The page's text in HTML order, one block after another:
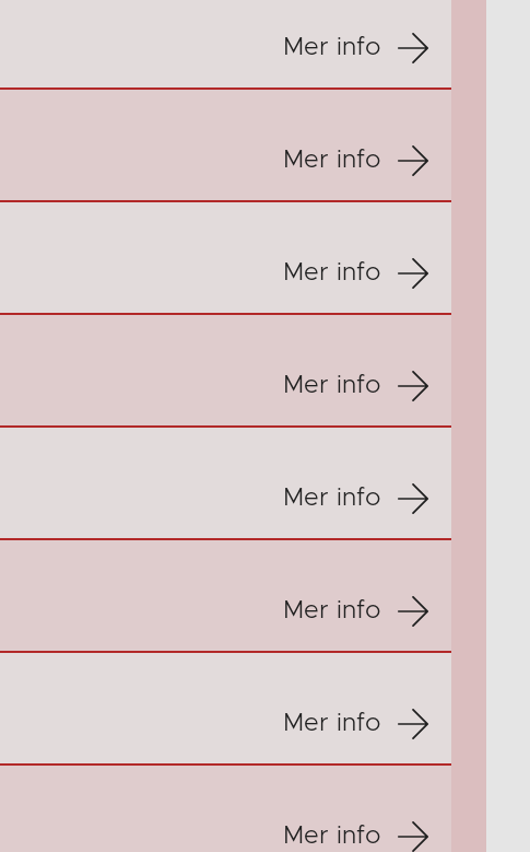
Mer info
Mer info
Mer info
Mer info
Mer info
Mer info
Mer info
Mer info